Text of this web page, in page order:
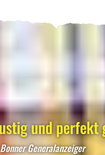
und perfekt
Bonner Generalanzeiger